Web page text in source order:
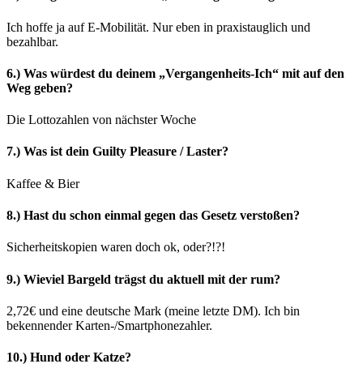
Ich hoffe ja auf E-Mobilität. Nur eben in praxistauglich und
bezahlbar.
6.) Was würdest du deinem „Vergangenheits-Ich“ mit auf den
Weg geben?
Die Lottozahlen von nächster Woche
7.) Was ist dein Guilty Pleasure / Laster?
Kaffee & Bier
8.) Hast du schon einmal gegen das Gesetz verstoßen?
Sicherheitskopien waren doch ok, oder?!?!
9.) Wieviel Bargeld trägst du aktuell mit der rum?
2,72€ und eine deutsche Mark (meine letzte DM). Ich bin
bekennender Karten-/Smartphonezahler.
10.) Hund oder Katze?